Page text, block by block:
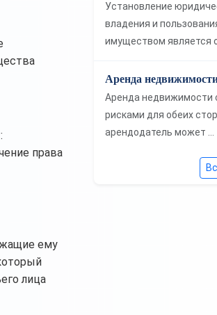
права
ему
лица
Установление
владения и
имуществом является
Аренда
Аренда недвижимости
рисками для обеих
арендодатель может …